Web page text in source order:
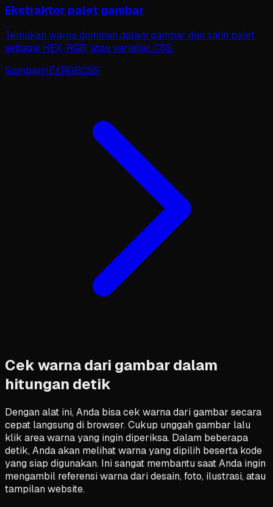
Ekstraktor palet gambar
Temukan warna dominan dalam gambar dan salin palet
sebagai HEX, RGB, atau variabel CSS.
GambarHEXRGBCSS
Cek warna dari gambar dalam
hitungan detik
Dengan alat ini, Anda bisa cek warna dari gambar secara
cepat langsung di browser. Cukup unggah gambar lalu
klik area warna yang ingin diperiksa. Dalam beberapa
detik, Anda akan melihat warna yang dipilih beserta kode
yang siap digunakan. Ini sangat membantu saat Anda ingin
mengambil referensi warna dari desain, foto, ilustrasi, atau
tampilan website.